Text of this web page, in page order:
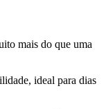
mais do que uma
ideal para dias